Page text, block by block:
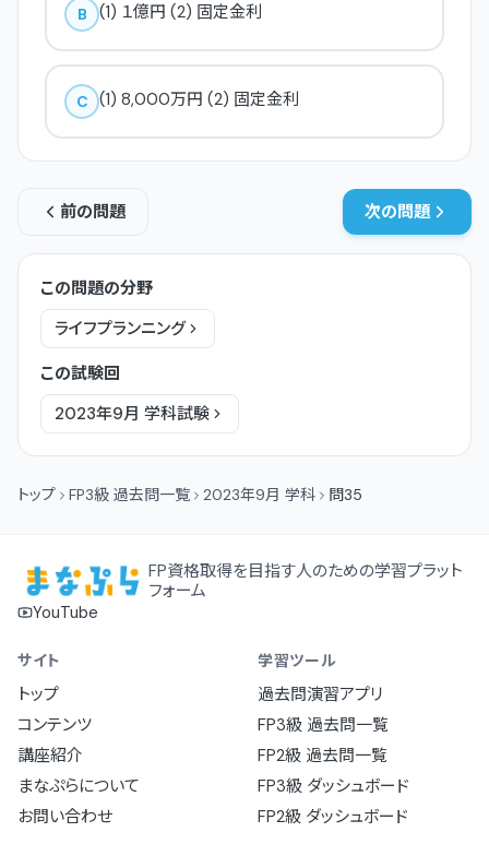
B (1) １億円 (2) 固定金利
C (1) 8,000万円 (2) 固定金利
前の問題 次の問題
この問題の分野
ライフプランニング
この試験回
2023年9月 学科試験
トップ FP3級 過去問一覧 2023年9月 学科 問35
FP資格取得を目指す人のための学習プラット
フォーム
YouTube
サイト
トップ
コンテンツ
講座紹介
まなぷらについて
お問い合わせ
学習ツール
過去問演習アプリ
FP3級 過去問一覧
FP2級 過去問一覧
FP3級 ダッシュボード
FP2級 ダッシュボード